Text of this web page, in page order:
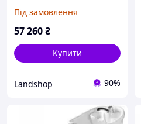
Під замовлення
57 260₴
Купити
Landshop 90%